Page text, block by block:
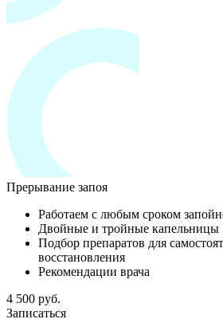
Прерывание запоя
Работаем с любым сроком
Двойные и тройные капельницы
Подбор препаратов для
восстановления
Рекомендации врача
4 500 руб.
Записаться